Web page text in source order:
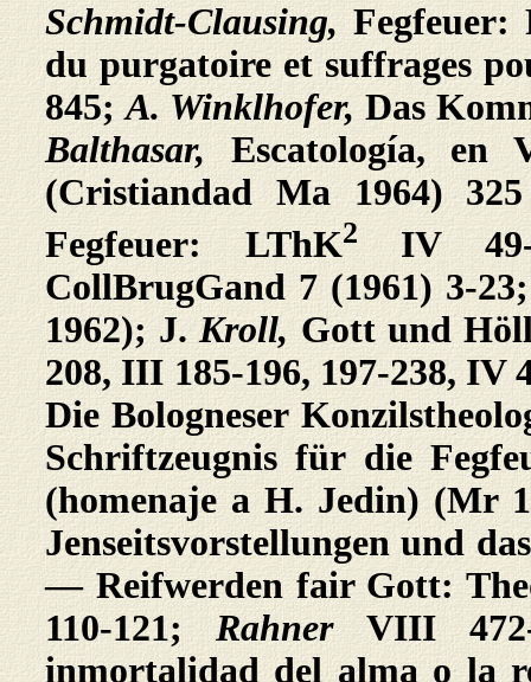
Schmidt-Clausing,Fegfeuer:
du purgatoire et suffrages
845;A. Winklhofer, Das
Balthasar, Escatología, en
(Cristiandad Ma 1964)
Fegfeuer: LThK2IV
CollBrugGand 7 (1961) 3-
1962); J.Kroll, Gott und
208, III 185-196, 197-238, IV
Die Bologneser
Schriftzeugnis für die
(homenaje a H. Jedin) (Mr
Jenseitsvorstellungen und
— Reifwerden fair Gott:
110-121; RahnerVIII
inmortalidad del alma o la